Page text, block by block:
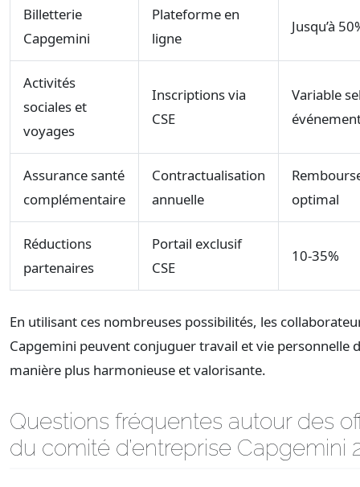
Billetterie
Capgemini
Plateforme en
ligne
Jusqu’à
Activités
sociales et
voyages
Inscriptions via
CSE
Variable
Assurance santé
complémentaire
Contractualisation
annuelle
optimal
Réductions
partenaires
Portail exclusif
CSE
10-35%
En utilisant ces nombreuses possibilités, les
Capgemini peuvent conjuguer travail et vie personnelle
manière plus harmonieuse et valorisante.
Questions fréquentes autour des
du comité d’entreprise Capgemini